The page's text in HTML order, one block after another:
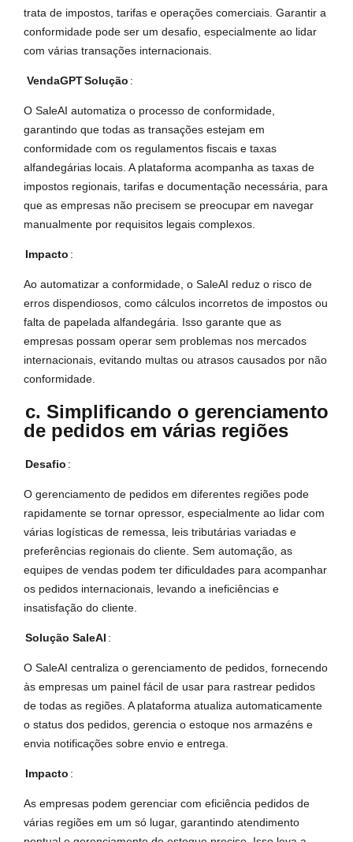
trata de impostos, tarifas e operações comerciais. Garantir a
conformidade pode ser um desafio, especialmente ao lidar
com várias transações internacionais.
VendaGPTSolução :
O SaleAI automatiza o processo de conformidade,
garantindo que todas as transações estejam em
conformidade com os regulamentos fiscais e taxas
alfandegárias locais. A plataforma acompanha as taxas de
impostos regionais, tarifas e documentação necessária, para
que as empresas não precisem se preocupar em navegar
manualmente por requisitos legais complexos.
Impacto :
Ao automatizar a conformidade, o SaleAI reduz o risco de
erros dispendiosos, como cálculos incorretos de impostos ou
falta de papelada alfandegária. Isso garante que as
empresas possam operar sem problemas nos mercados
internacionais, evitando multas ou atrasos causados por não
conformidade.
c. Simplificando o gerenciamento
de pedidos em várias regiões
Desafio :
O gerenciamento de pedidos em diferentes regiões pode
rapidamente se tornar opressor, especialmente ao lidar com
várias logísticas de remessa, leis tributárias variadas e
preferências regionais do cliente. Sem automação, as
equipes de vendas podem ter dificuldades para acompanhar
os pedidos internacionais, levando a ineficiências e
insatisfação do cliente.
Solução SaleAI :
O SaleAI centraliza o gerenciamento de pedidos, fornecendo
às empresas um painel fácil de usar para rastrear pedidos
de todas as regiões. A plataforma atualiza automaticamente
o status dos pedidos, gerencia o estoque nos armazéns e
envia notificações sobre envio e entrega.
Impacto :
As empresas podem gerenciar com eficiência pedidos de
várias regiões em um só lugar, garantindo atendimento